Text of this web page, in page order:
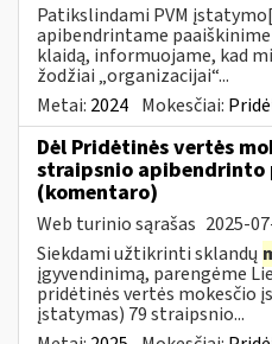
Patikslindami PVM
apibendrintame
klaidą, informuojame, kad
žodžiai „organizacijai“...
Metai: 2024 Mokesčiai:
Dėl Pridėtinės vertės
straipsnio apibendrinto
(komentaro)
Web turinio sąrašas 2025-
Siekdami užtikrinti sklandų
įgyvendinimą, parengėme
pridėtinės vertės mokesčio
įstatymas) 79 straipsnio...